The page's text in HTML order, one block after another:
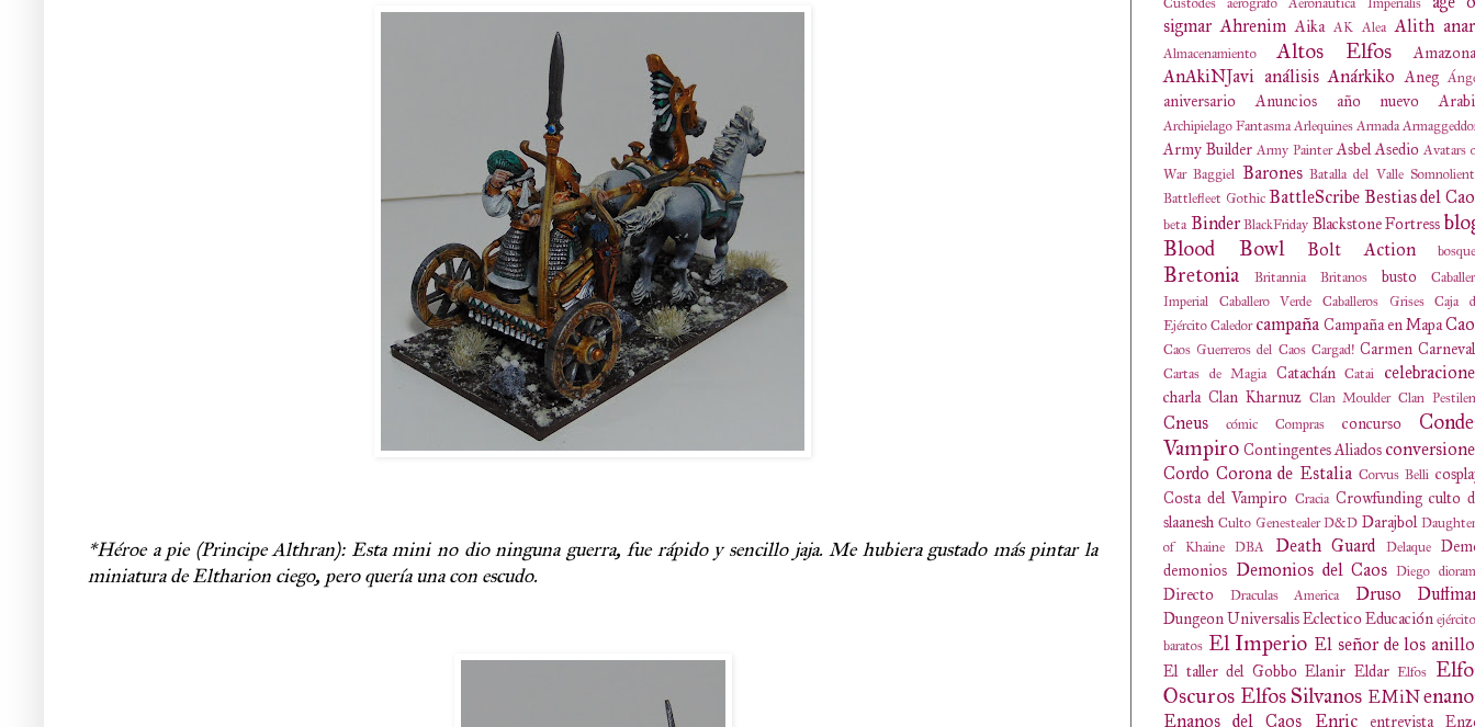
*Héroe a pie (Principe Althran): Esta mini no dio ninguna guerra, fue rápido y sencillo jaja. Me hubiera gustado más pintar la
miniatura de Eltharion ciego, pero quería una con escudo.
sigmar Ahrenim Aika AK Alea Alith
Almacenamiento Altos Elfos
AnAkiNJavi análisis Anárkiko Aneg
aniversario Anuncios año nuevo
Archipielago FantasmaArlequinesArmada
Army Builder Army Painter Asbel Asedio Avatars
War Baggiel Barones Batalla del Valle
Battlefleet Gothic BattleScribe Bestias del
beta Binder BlackFriday Blackstone Fortress
Blood Bowl
Bolt Action
Bretonia Britannia Britanos busto
Imperial
Caballero Verde Caballeros Grises
Caja
EjércitoCaledor campaña Campaña en Mapa
Caos Guerreros del Caos Cargad! Carmen
Cartas de Magia Catachán Catai
charla Clan Kharnuz Clan Moulder Clan
Cneus cómic Compras concurso
Vampiro Contingentes Aliados
Cordo Corona de Estalia Corvus Belli
Costa del Vampiro Cracia Crowfunding culto
slaanesh Culto Genestealer D&D Darajbol
of Khaine DBA Death Guard Delaque
demonios Demonios del Caos Diego
Directo Draculas America Druso
Dungeon UniversalisEclecticoEducación
baratos El Imperio El señor de los
El taller del Gobbo Elanir Eldar Elfos
Oscuros Elfos Silvanos EMiN
Enanos del Caos Enric entrevista